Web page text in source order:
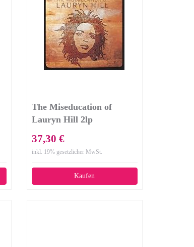
The Miseducation of
Lauryn Hill 2lp
37,30 €
inkl. 19% gesetzlicher MwSt.
Kaufen